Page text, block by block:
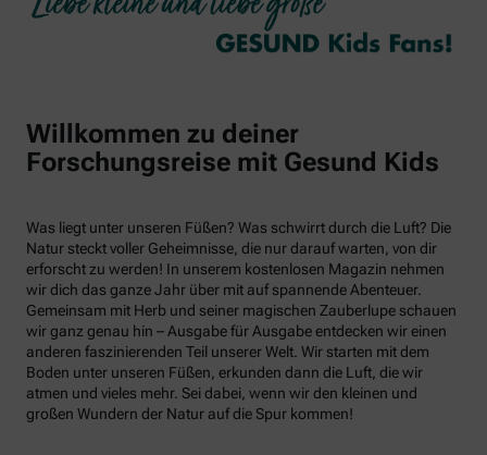
Willkommen zu deiner
Forschungsreise mit Gesund Kids
Was liegt unter unseren Füßen? Was schwirrt durch die Luft? Die
Natur steckt voller Geheimnisse, die nur darauf warten, von dir
erforscht zu werden! In unserem kostenlosen Magazin nehmen
wir dich das ganze Jahr über mit auf spannende Abenteuer.
Gemeinsam mit Herb und seiner magischen Zauberlupe schauen
wir ganz genau hin – Ausgabe für Ausgabe entdecken wir einen
anderen faszinierenden Teil unserer Welt. Wir starten mit dem
Boden unter unseren Füßen, erkunden dann die Luft, die wir
atmen und vieles mehr. Sei dabei, wenn wir den kleinen und
großen Wundern der Natur auf die Spur kommen!